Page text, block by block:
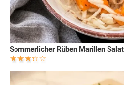
Sommerlicher Rüben Marillen Salat